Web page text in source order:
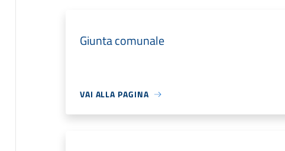
Giunta comunale
VAI ALLA PAGINA